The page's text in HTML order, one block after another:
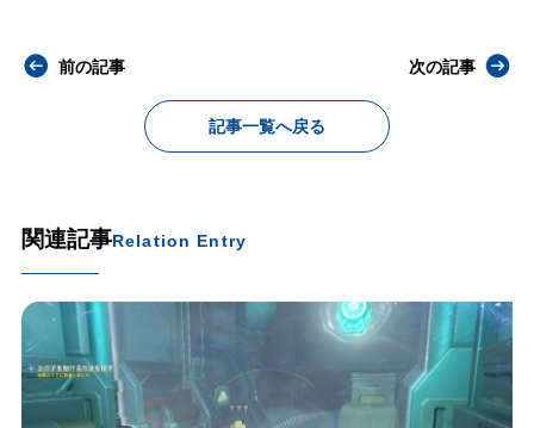
前の記事
記事一覧へ戻る
次の記事
関連記事Relation Entry